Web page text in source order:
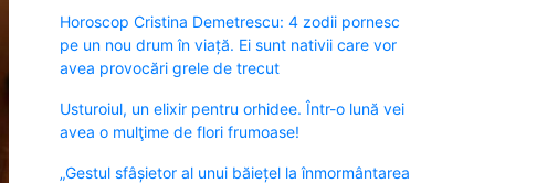
Horoscop Cristina Demetrescu: 4 zodii pornesc
pe un nou drum în viață. Ei sunt nativii care vor
avea provocări grele de trecut
Usturoiul, un elixir pentru orhidee. Într-o lună vei
avea o mulţime de flori frumoase!
„Gestul sfâșietor al unui băiețel la înmormântarea